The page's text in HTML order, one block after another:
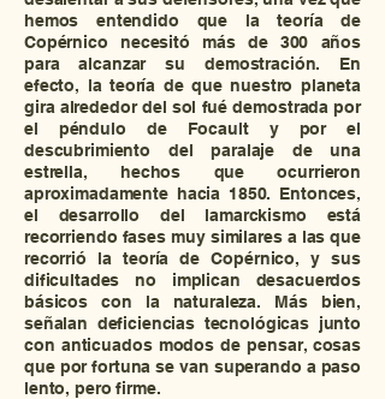
hemos entendido que la teoría de
Copérnico necesitó más de 300 años
para alcanzar su demostración. En
efecto, la teoría de que nuestro planeta
gira alrededor del sol fué demostrada por
el péndulo de Focault y por el
descubrimiento del paralaje de una
estrella, hechos que ocurrieron
aproximadamente hacia 1850. Entonces,
el desarrollo del lamarckismo está
recorriendo fases muy similares a las que
recorrió la teoría de Copérnico, y sus
dificultades no implican desacuerdos
básicos con la naturaleza. Más bien,
señalan deficiencias tecnológicas junto
con anticuados modos de pensar, cosas
que por fortuna se van superando a paso
lento, pero firme.